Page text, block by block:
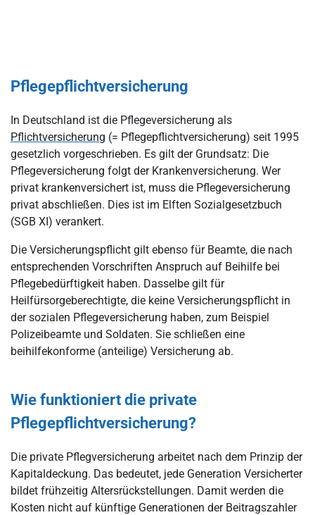
Pflegepflichtversicherung
In Deutschland ist die Pflegeversicherung als
Pflichtversicherung (= Pflegepflichtversicherung) seit 1995
gesetzlich vorgeschrieben. Es gilt der Grundsatz: Die
Pflegeversicherung folgt der Krankenversicherung. Wer
privat krankenversichert ist, muss die Pflegeversicherung
privat abschließen. Dies ist im Elften Sozialgesetzbuch
(SGB XI) verankert.
Die Versicherungspflicht gilt ebenso für Beamte, die nach
entsprechenden Vorschriften Anspruch auf Beihilfe bei
Pflegebedürftigkeit haben. Dasselbe gilt für
Heilfürsorgeberechtigte, die keine Versicherungspflicht in
der sozialen Pflegeversicherung haben, zum Beispiel
Polizeibeamte und Soldaten. Sie schließen eine
beihilfekonforme (anteilige) Versicherung ab.
Wie funktioniert die private
Pflegepflichtversicherung?
Die private Pflegversicherung arbeitet nach dem Prinzip der
Kapitaldeckung. Das bedeutet, jede Generation Versicherter
bildet frühzeitig Altersrückstellungen. Damit werden die
Kosten nicht auf künftige Generationen der Beitragszahler